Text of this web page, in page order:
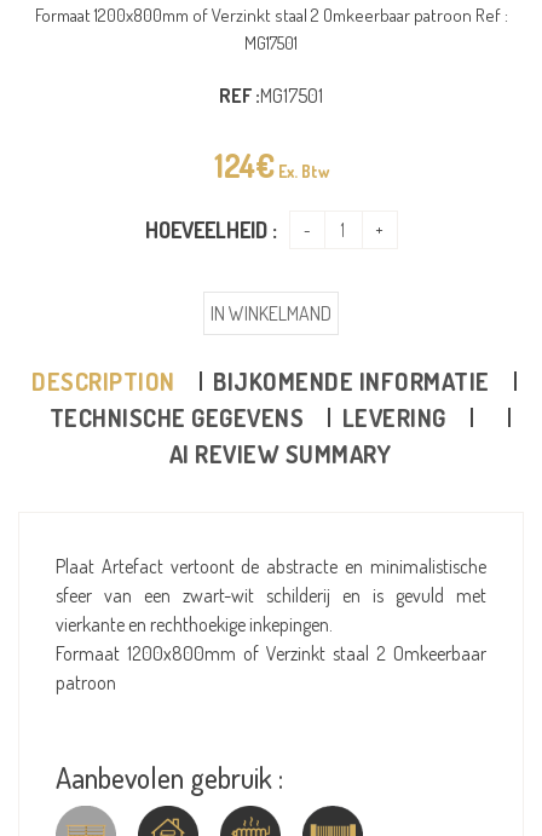
Formaat 1200x800mm of Verzinkt staal 2 Omkeerbaar patroon Ref :
MG17501
REF :MG17501
124€ Ex. Btw
HOEVEELHEID :
IN WINKELMAND
DESCRIPTION
BIJKOMENDE INFORMATIE
TECHNISCHE GEGEVENS
LEVERING
AI REVIEW SUMMARY
Plaat Artefact vertoont de abstracte en minimalistische
sfeer van een zwart-wit schilderij en is gevuld met
vierkante en rechthoekige inkepingen.
Formaat 1200x800mm of Verzinkt staal 2 Omkeerbaar
patroon
Aanbevolen gebruik :